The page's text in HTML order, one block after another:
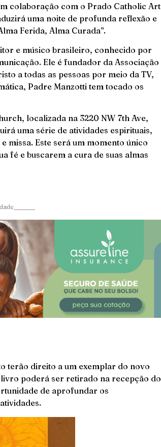
colaboração com o Prado Catholic Art
uma noite de profunda reflexão e
Ferida, Alma Curada”.
e músico brasileiro, conhecido por
Ele é fundador da Associação
a todas as pessoas por meio da TV,
Padre Manzotti tem tocado os
localizada na 3220 NW 7th Ave,
uma série de atividades espirituais,
missa. Este será um momento único
fé e buscarem a cura de suas almas
terão direito a um exemplar do novo
poderá ser retirado na recepção do
de aprofundar os